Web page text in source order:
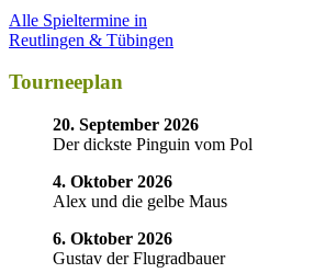
Alle Spieltermine in
Reutlingen & Tübingen
Tourneeplan
20. September 2026
Der dickste Pinguin vom Pol
4. Oktober 2026
Alex und die gelbe Maus
6. Oktober 2026
Gustav der Flugradbauer